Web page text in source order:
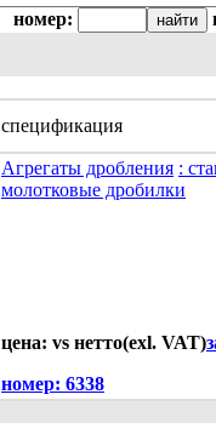
номер:
спецификация
Агрегаты дробления :
молотковые дробилки
цена: vs нетто(exl. VAT)
номер: 6338